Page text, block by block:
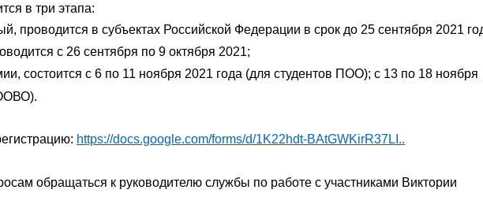
в три этапа:
проводится в субъектах Российской Федерации в срок до 25 сентября 2021
с 26 сентября по 9 октября 2021;
состоится с 6 по 11 ноября 2021 года (для студентов ПОО); с 13 по 18 ноября
https://docs.google.com/forms/d/1K22hdt-BAtGWKirR37LI..
обращаться к руководителю службы по работе с участниками Виктории